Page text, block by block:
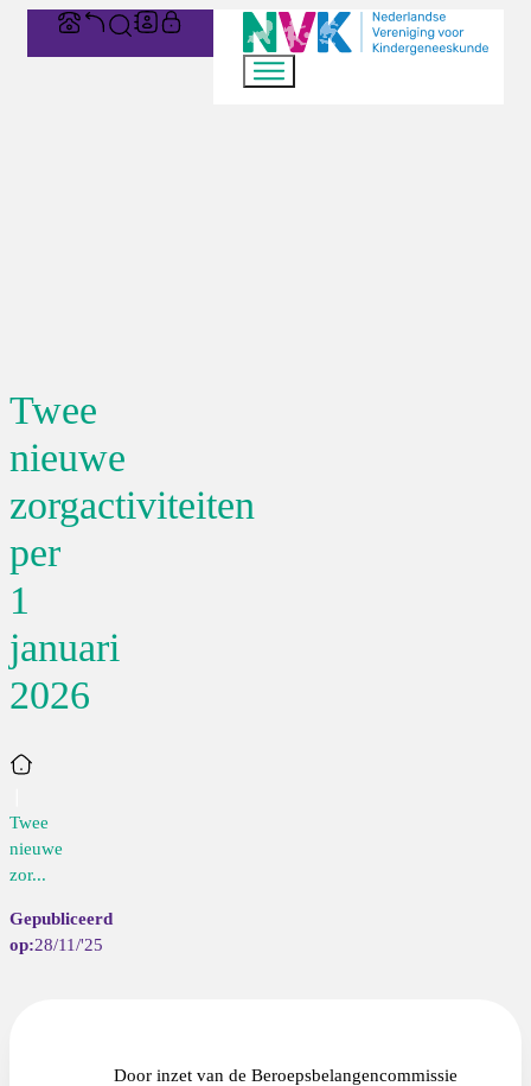
Twee
nieuwe
zorgactiviteiten
per
1
januari
2026
Home
Twee
nieuwe
zor...
28/11/'25
Door inzet van de Beroepsbelangencommissie